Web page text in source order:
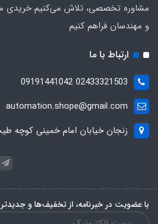
مشاوره تخصصی، تلاش می‌کنیم خریدی
و مهندسان فراهم کنیم
ارتباط با ما
02433321503 09191441042
automation.shope@gmail.com
زنجان خیابان امام خمینی کوچه طیب
با عضویت در خبرنامه، از تخفیف‌ها و